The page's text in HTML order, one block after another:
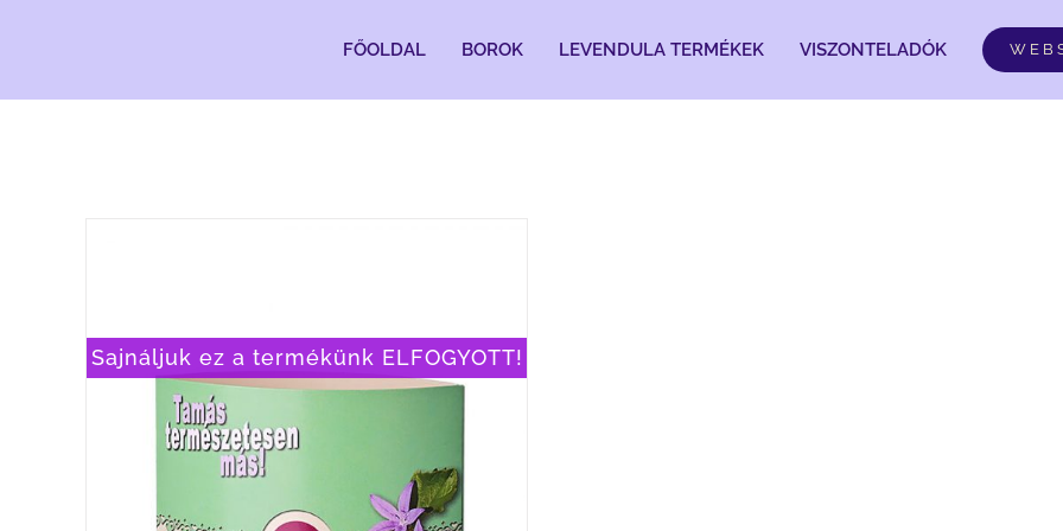
FŐOLDAL BOROK LEVENDULA TERMÉKEK VISZONTELADÓK
Sajnáljuk ez a termékünk ELFOGYOTT!